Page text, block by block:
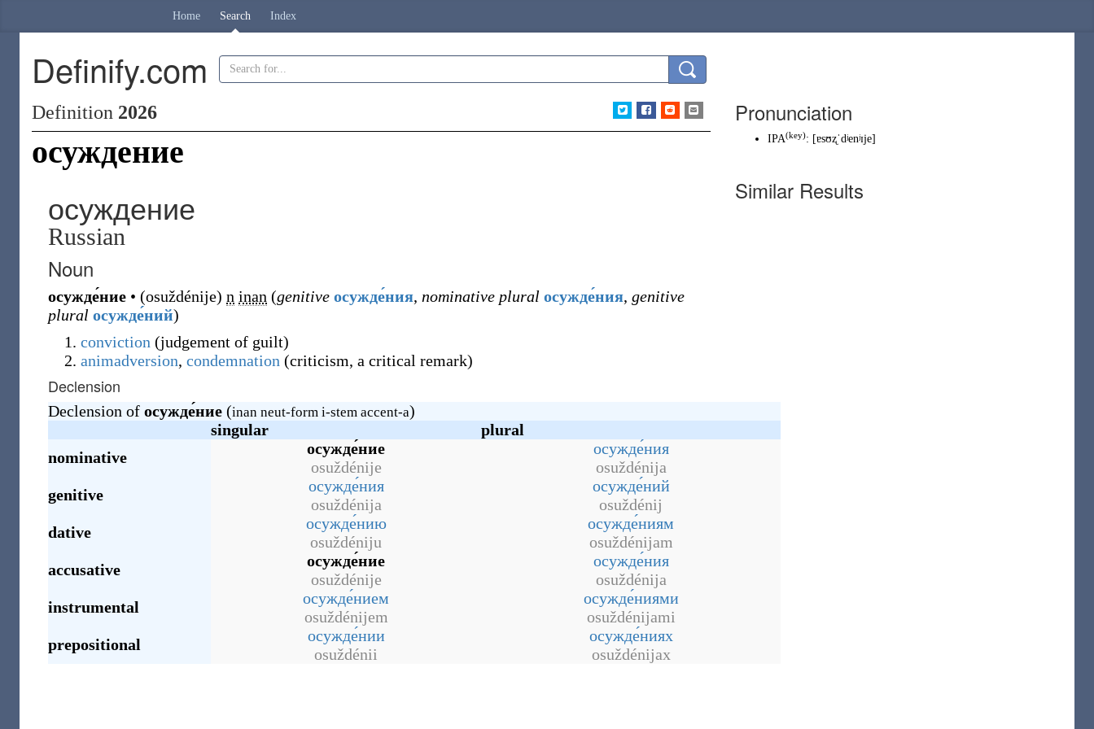
Home Search Index
Definify.com
Definition 2026
осуждение
осуждение
Russian
Noun
осужде́ние • (osuždénije) n inan (genitive осужде́ния, nominative plural осужде́ния, genitive
plural осужде́ний)
conviction (judgement of guilt)
animadversion, condemnation (criticism, a critical remark)
Declension
Declension of осужде́ние (inan neut-form i-stem accent-a)
singular
plural
nominative
осужде́ние
osuždénije
осужде́ния
osuždénija
genitive
осужде́ния
osuždénija
осужде́ний
osuždénij
dative
осужде́нию
osuždéniju
осужде́ниям
osuždénijam
accusative
осужде́ние
osuždénije
осужде́ния
osuždénija
instrumental
осужде́нием
osuždénijem
осужде́ниями
osuždénijami
prepositional
осужде́нии
osuždénii
осужде́ниях
osuždénijax
Pronunciation
IPA(key): [ɐsʊʐˈdʲenʲɪje]
Similar Results